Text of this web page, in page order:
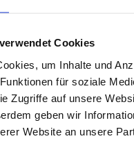
Cookies
um Inhalte und
für soziale
Zugriffe auf unsere
geben wir
Website an unsere
beim Einstieg in die
ihrer
Prozesswärme Tool